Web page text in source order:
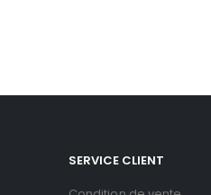
SERVICE CLIENT